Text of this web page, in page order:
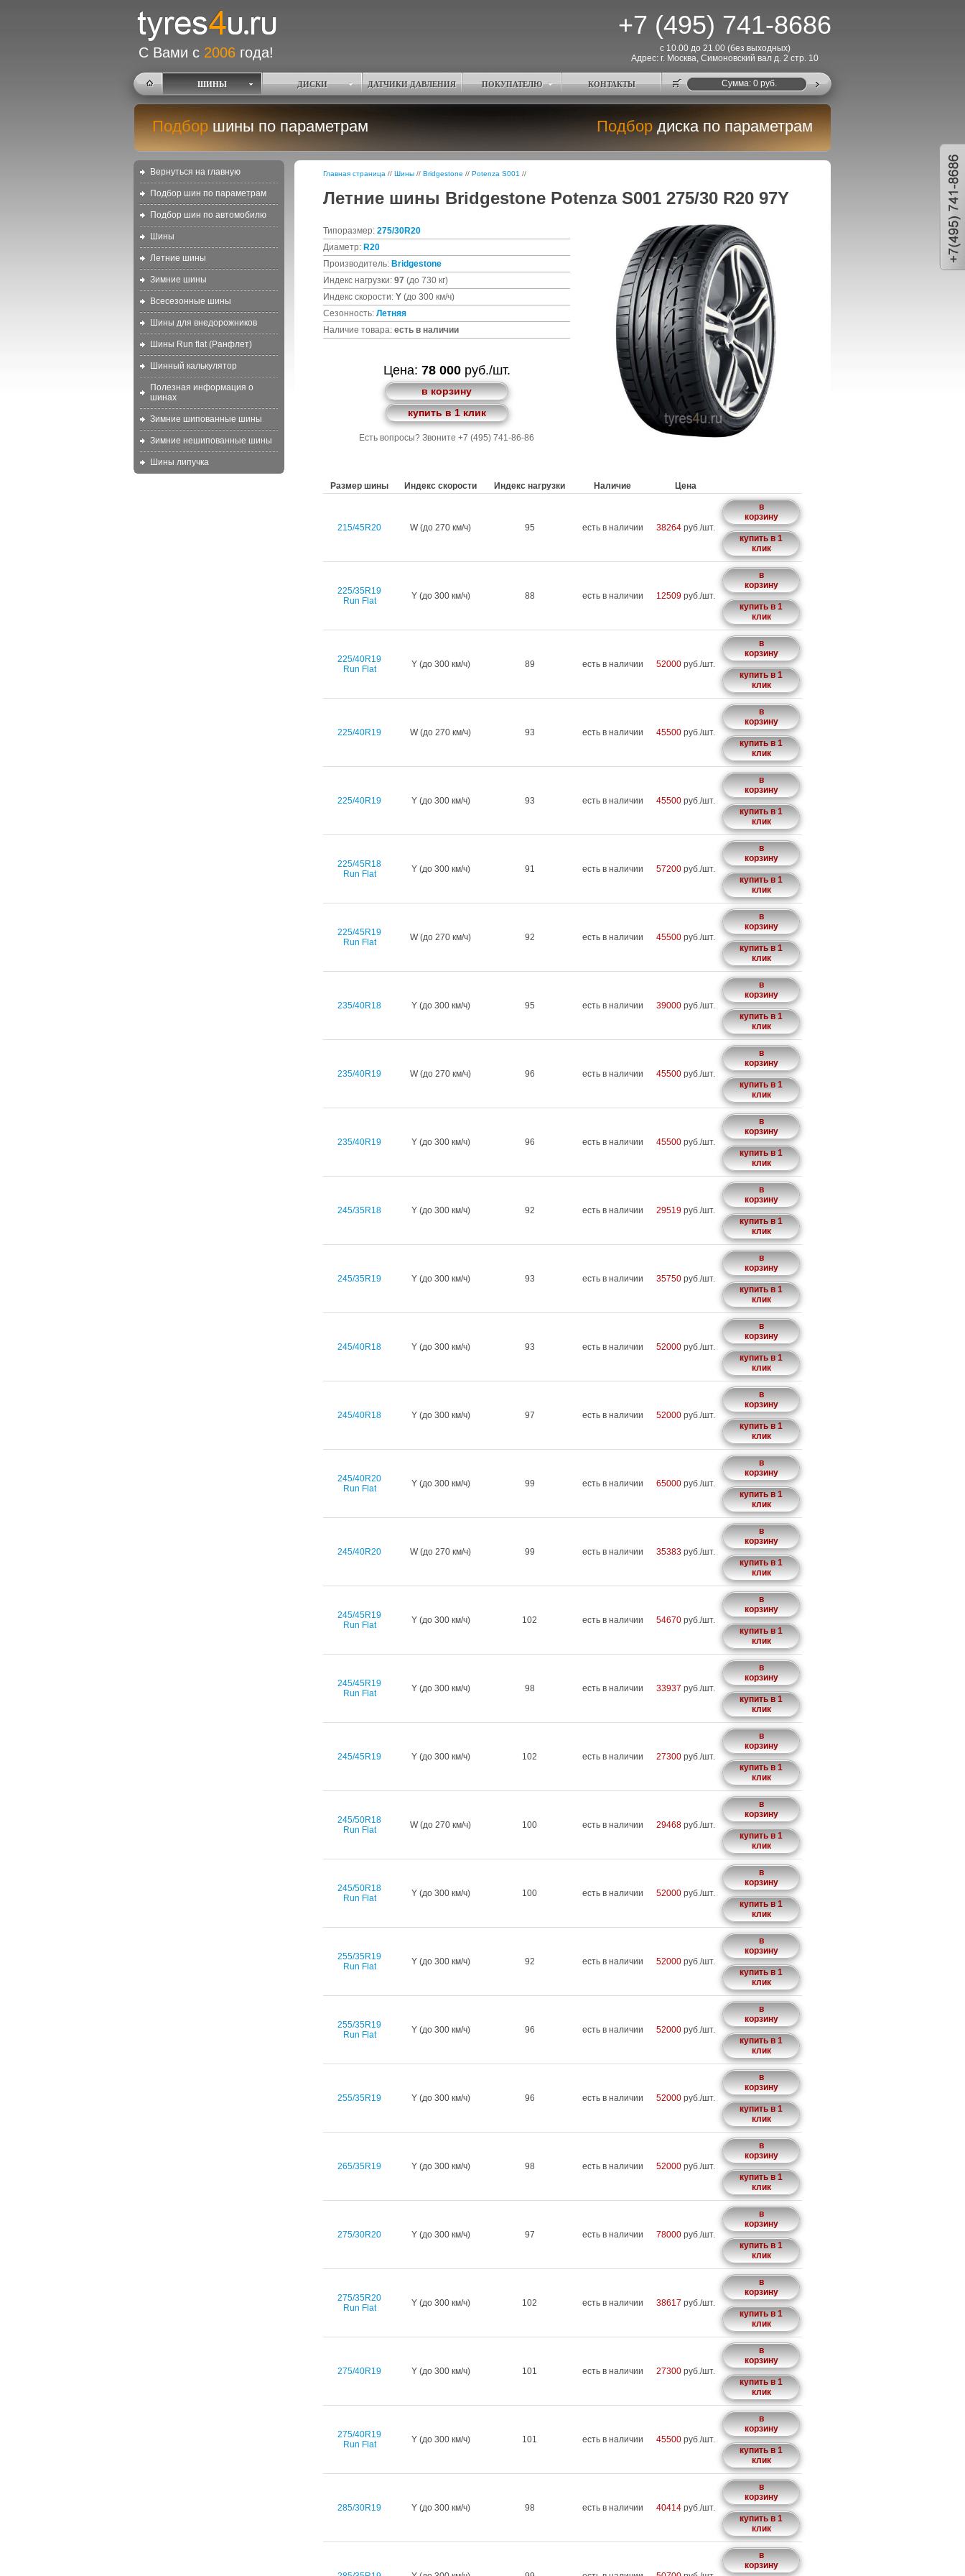
+7 (495) 741-8686
С Вами с 2006 года!
с 10.00 до 21.00 (без выходных)
Адрес: г. Москва, Симоновский вал д. 2 стр. 10
ШИНЫ ДИСКИ ДАТЧИКИ ДАВЛЕНИЯ ПОКУПАТЕЛЮ КОНТАКТЫ Cумма: 0руб.
Подбор шины по параметрам Подбор диска по параметрам
Вернуться на главную
Подбор шин по параметрам
Подбор шин по автомобилю
Шины
Летние шины
Зимние шины
Всесезонные шины
Шины для внедорожников
Шины Run flat (Ранфлет)
Шинный калькулятор
Полезная информация о
шинах
Зимние шипованные шины
Зимние нешипованные шины
Шины липучка
Главная страница // Шины // Bridgestone // Potenza S001 //
Летние шины Bridgestone Potenza S001 275/30 R20 97Y
Типоразмер: 275/30R20
Диаметр: R20
Производитель: Bridgestone
Индекс нагрузки: 97 (до 730 кг)
Индекс скорости: Y (до 300 км/ч)
Сезонность: Летняя
Наличие товара: есть в наличии
Цена: 78 000руб./шт.
в корзину
купить в 1 клик
Есть вопросы? Звоните +7 (495) 741-86-86
Размер шины Индекс скорости Индекс нагрузки Наличие Цена
215/45R20 W (до 270 км/ч) 95 есть в наличии 38264 руб./шт.
в
корзину
купить в 1
клик
225/35R19
Run Flat
Y (до 300 км/ч) 88 есть в наличии 12509 руб./шт.
в
корзину
купить в 1
клик
225/40R19
Run Flat
Y (до 300 км/ч) 89 есть в наличии 52000 руб./шт.
в
корзину
купить в 1
клик
225/40R19 W (до 270 км/ч) 93 есть в наличии 45500 руб./шт.
в
корзину
купить в 1
клик
225/40R19 Y (до 300 км/ч) 93 есть в наличии 45500 руб./шт.
в
корзину
купить в 1
клик
225/45R18
Run Flat
Y (до 300 км/ч) 91 есть в наличии 57200 руб./шт.
в
корзину
купить в 1
клик
225/45R19
Run Flat
W (до 270 км/ч) 92 есть в наличии 45500 руб./шт.
в
корзину
купить в 1
клик
235/40R18 Y (до 300 км/ч) 95 есть в наличии 39000 руб./шт.
в
корзину
купить в 1
клик
235/40R19 W (до 270 км/ч) 96 есть в наличии 45500 руб./шт.
в
корзину
купить в 1
клик
235/40R19 Y (до 300 км/ч) 96 есть в наличии 45500 руб./шт.
в
корзину
купить в 1
клик
245/35R18 Y (до 300 км/ч) 92 есть в наличии 29519 руб./шт.
в
корзину
купить в 1
клик
245/35R19 Y (до 300 км/ч) 93 есть в наличии 35750 руб./шт.
в
корзину
купить в 1
клик
245/40R18 Y (до 300 км/ч) 93 есть в наличии 52000 руб./шт.
в
корзину
купить в 1
клик
245/40R18 Y (до 300 км/ч) 97 есть в наличии 52000 руб./шт.
в
корзину
купить в 1
клик
245/40R20
Run Flat
Y (до 300 км/ч) 99 есть в наличии 65000 руб./шт.
в
корзину
купить в 1
клик
245/40R20 W (до 270 км/ч) 99 есть в наличии 35383 руб./шт.
в
корзину
купить в 1
клик
245/45R19
Run Flat
Y (до 300 км/ч) 102 есть в наличии 54670 руб./шт.
в
корзину
купить в 1
клик
245/45R19
Run Flat
Y (до 300 км/ч) 98 есть в наличии 33937 руб./шт.
в
корзину
купить в 1
клик
245/45R19 Y (до 300 км/ч) 102 есть в наличии 27300 руб./шт.
в
корзину
купить в 1
клик
245/50R18
Run Flat
W (до 270 км/ч) 100 есть в наличии 29468 руб./шт.
в
корзину
купить в 1
клик
245/50R18
Run Flat
Y (до 300 км/ч) 100 есть в наличии 52000 руб./шт.
в
корзину
купить в 1
клик
255/35R19
Run Flat
Y (до 300 км/ч) 92 есть в наличии 52000 руб./шт.
в
корзину
купить в 1
клик
255/35R19
Run Flat
Y (до 300 км/ч) 96 есть в наличии 52000 руб./шт.
в
корзину
купить в 1
клик
255/35R19 Y (до 300 км/ч) 96 есть в наличии 52000 руб./шт.
в
корзину
купить в 1
клик
265/35R19 Y (до 300 км/ч) 98 есть в наличии 52000 руб./шт.
в
корзину
купить в 1
клик
275/30R20 Y (до 300 км/ч) 97 есть в наличии 78000 руб./шт.
в
корзину
купить в 1
клик
275/35R20
Run Flat
Y (до 300 км/ч) 102 есть в наличии 38617 руб./шт.
в
корзину
купить в 1
клик
275/40R19 Y (до 300 км/ч) 101 есть в наличии 27300 руб./шт.
в
корзину
купить в 1
клик
275/40R19
Run Flat
Y (до 300 км/ч) 101 есть в наличии 45500 руб./шт.
в
корзину
купить в 1
клик
285/30R19 Y (до 300 км/ч) 98 есть в наличии 40414 руб./шт.
в
корзину
купить в 1
клик
в
корзину